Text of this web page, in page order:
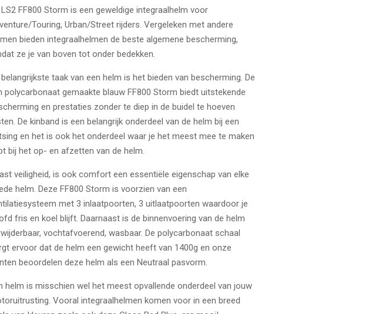
LS2 FF800 Storm is een geweldige integraalhelm voor
Touring, Urban/Street rijders. Vergeleken met andere
bieden integraalhelmen de beste algemene bescherming,
ze je van boven tot onder bedekken.
belangrijkste taak van een helm is het bieden van bescherming. De
polycarbonaat gemaakte blauw FF800 Storm biedt uitstekende
en prestaties zonder te diep in de buidel te hoeven
De kinband is een belangrijk onderdeel van de helm bij een
en het is ook het onderdeel waar je het meest mee te maken
bij het op- en afzetten van de helm.
veiligheid, is ook comfort een essentiële eigenschap van elke
helm. Deze FF800 Storm is voorzien van een
met 3 inlaatpoorten, 3 uitlaatpoorten waardoor je
fris en koel blijft. Daarnaast is de binnenvoering van de helm
vochtafvoerend, wasbaar. De polycarbonaat schaal
ervoor dat de helm een gewicht heeft van 1400g en onze
beoordelen deze helm als een Neutraal pasvorm.
helm is misschien wel het meest opvallende onderdeel van jouw
Vooral integraalhelmen komen voor in een breed